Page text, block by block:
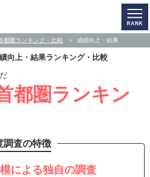
都圏ランキング・比較 成績向上・結果
向上・結果ランキング・比較
都圏ランキン
調査の特徴
による独自の調査